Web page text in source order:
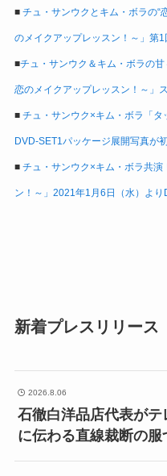
■ チュ・サンウクとキム・ボラの“
のメイクアップレッスン！～」第1
■チュ・サンウク＆キム・ボラの
恋のメイクアップレッスン！～」
■ チュ・サンウク×キム・ボラ「タ
DVD-SET1パッケージ展開写真が
■ チュ・サンウク×キム・ボラ共
ン！～」2021年1月6日（水）より
新着プレスリリース
2026.8.06
石徹白洋品店代表が
に伝わる直線裁断の